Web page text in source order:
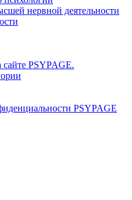
нервной деятельности
сайте PSYPAGE.
PSYPAGE